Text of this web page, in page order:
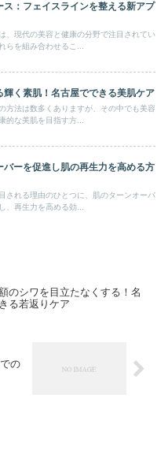
ス：フェイスラインを整える新アプ
、現代の美容と健康の分野で注目されてい
らを組み合わせるこ...
輝く素肌！名古屋でできる美肌ケア
方法は数多くありますが、その中でも美容
的な美肌を目指す方...
バーを促進し肌の再生力を高める方
される理由のひとつに、肌のターンオーバ
、再生力を高める効...
のシワを目立たなくする！名
る若返りケア
の